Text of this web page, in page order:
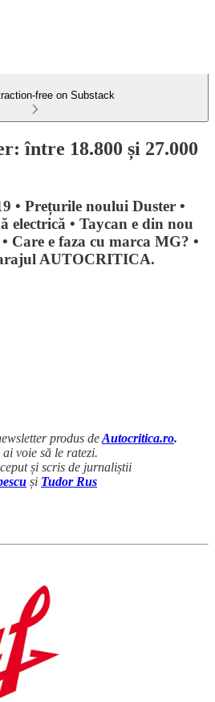
free on Substack
între 18.800 și 27.000
• Prețurile noului Duster •
electrică • Taycan e din nou
Care e faza cu marca MG? •
AUTOCRITICA.
produs deAutocritica.ro.
voie să le ratezi.
și scris de jurnaliștii
și Tudor Rus